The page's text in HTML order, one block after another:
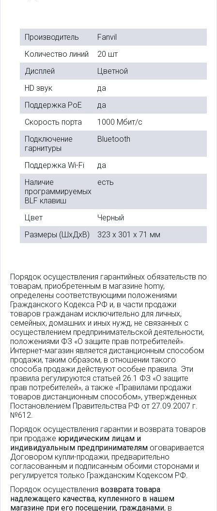
Производитель
Fanvil
Количество линий
20 шт
Дисплей
Цветной
HD звук
да
Поддержка PoE
да
Скорость порта
1000 Мбит/с
Подключение
гарнитуры
Bluetooth
Поддержка Wi-Fi
да
Наличие
программируемых
BLF клавиш
есть
Цвет
Черный
Размеры (ШxДxВ)
323 x 301 x 71 мм
Порядок осуществления гарантийных обязательств по
товарам, приобретенным в магазине homy,
определены соответствующими положениями
Гражданского Кодекса РФ и, в части продажи
товаров гражданам исключительно для личных,
семейных, домашних и иных нужд, не связанных с
осуществлением предпринимательской деятельности,
положениями ФЗ «О защите прав потребителей».
Интернет-магазин является дистанционным способом
продажи, таким образом, в отношении такого
способа продажи действуют особые правила. Эти
правила регулируются статьей 26.1 ФЗ «О защите
прав потребителей», а также «Правилами продажи
товаров дистанционным способом», утвержденных
Постановлением Правительства РФ от 27.09.2007 г.
№612.
Порядок осуществления гарантии и возврата товаров
при продаже юридическим лицам и
индивидуальным предпринимателям оговаривается
Договором купли-продажи, предварительно
согласованным и подписанным обоими сторонами и
регулируется только Гражданским Кодексом РФ.
Порядок осуществления возврата товара
надлежащего качества, купленного в нашем
магазине при его посещении, гражданами, в